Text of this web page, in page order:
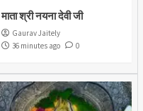
माता श्री नयना देवी जी
Gaurav Jaitely
36 minutes ago
0